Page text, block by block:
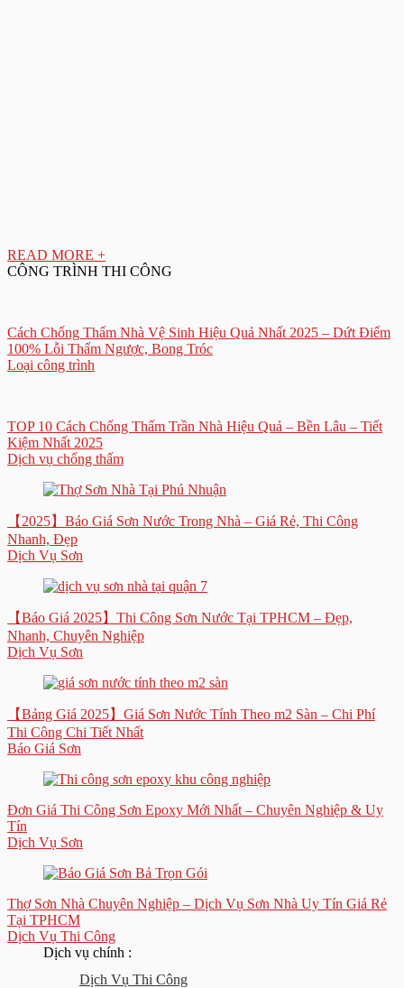
READ MORE +
CÔNG TRÌNH THI CÔNG
Cách Chống Thấm Nhà Vệ Sinh Hiệu Quả Nhất 2025 – Dứt Điểm
100% Lỗi Thấm Ngược, Bong Tróc
Loại công trình
TOP 10 Cách Chống Thấm Trần Nhà Hiệu Quả – Bền Lâu – Tiết
Kiệm Nhất 2025
Dịch vụ chống thấm
【2025】Báo Giá Sơn Nước Trong Nhà – Giá Rẻ, Thi Công
Nhanh, Đẹp
Dịch Vụ Sơn
【Báo Giá 2025】Thi Công Sơn Nước Tại TPHCM – Đẹp,
Nhanh, Chuyên Nghiệp
Dịch Vụ Sơn
【Bảng Giá 2025】Giá Sơn Nước Tính Theo m2 Sàn – Chi Phí
Thi Công Chi Tiết Nhất
Báo Giá Sơn
Đơn Giá Thi Công Sơn Epoxy Mới Nhất – Chuyên Nghiệp & Uy
Tín
Dịch Vụ Sơn
Thợ Sơn Nhà Chuyên Nghiệp – Dịch Vụ Sơn Nhà Uy Tín Giá Rẻ
Tại TPHCM
Dịch Vụ Thi Công
Dịch vụ chính :
Dịch Vụ Thi Công